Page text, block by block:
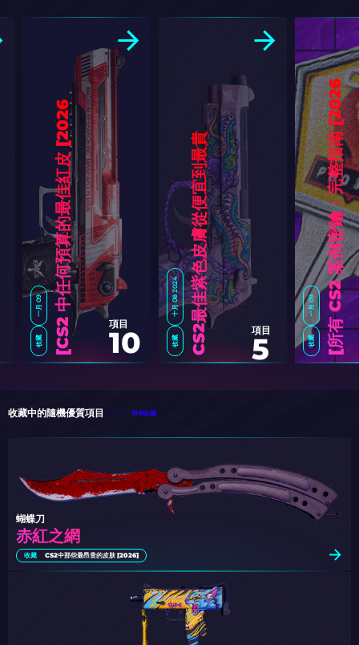
一月 09
收藏
所
有
C
S
2
案
例
密
鑰
：
完
整
指
南
[
2
0
2
6
]
十月 08 2024
收藏 CS2最佳紫色皮膚從便宜到最貴 項目
5
一月 09
收藏
C
S
2
中
任
何
預
算
的
最
佳
紅
皮
[
2
0
2
6
] 項目
10
收藏中的隨機優質項目 所有收藏
赤紅之網
蝴蝶刀
收藏 CS2中那些最昂贵的皮肤 [2026]